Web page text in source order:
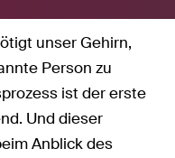
unser Gehirn,
Person zu
ist der erste
Und dieser
Anblick des